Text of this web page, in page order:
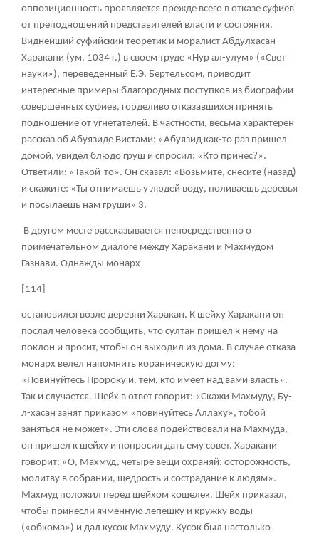
оппозиционность проявляется прежде всего в отказе суфиев
от преподношений представителей власти и состояния.
Виднейший суфийский теоретик и моралист Абдулхасан
Харакани (ум. 1034 г.) в своем труде «Hyp ал-улум» («Свет
науки»), переведенный Е.Э. Бертельсом, приводит
интересные примеры благородных поступков из биографии
совершенных суфиев, горделиво отказавшихся принять
подношение от угнетателей. В частности, весьма характерен
рассказ об Абуязиде Вистами: «Абуязид как-то раз пришел
домой, увидел блюдо груш и спросил: «Кто принес?».
Ответили: «Такой-то». Он сказал: «Возьмите, снесите (назад)
и скажите: «Ты отнимаешь у людей воду, поливаешь деревья
и посылаешь нам груши» 3.
В другом месте рассказывается непосредственно о
примечательном диалоге между Харакани и Махмудом
Газнави. Однажды монарх
[114]
остановился возле деревни Харакан. К шейху Харакани он
послал человека сообщить, что султан пришел к нему на
поклон и просит, чтобы он выходил из дома. В случае отказа
монарх велел напомнить кораническую догму:
«Повинуйтесь Пророку и. тем, кто имеет над вами власть».
Так и случается. Шейх в ответ говорит: «Скажи Махмуду, Бу-
л-хасан занят приказом «повинуйтесь Аллаху», тобой
заняться не может». Эти слова подействовали на Махмуда,
он пришел к шейху и попросил дать ему совет. Харакани
говорит: «О, Махмуд, четыре вещи охраняй: осторожность,
молитву в собрании, щедрость и сострадание к людям».
Махмуд положил перед шейхом кошелек. Шейх приказал,
чтобы принесли ячменную лепешку и кружку воды
(«обкома») и дал кусок Махмуду. Кусок был настолько